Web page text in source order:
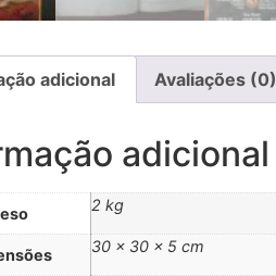
adicional Avaliações (0)
adicional
2 kg
30 × 30 × 5 cm